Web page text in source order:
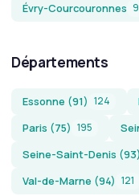
Évry-Courcouronnes 9
Départements
Essonne (91) 124
Paris (75) 195
Seine-Saint-Denis (93)
Val-de-Marne (94) 121